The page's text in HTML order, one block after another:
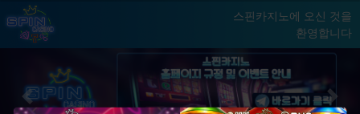
스핀카지노에 오신 것을
환영합니다
게임
Previous
Next